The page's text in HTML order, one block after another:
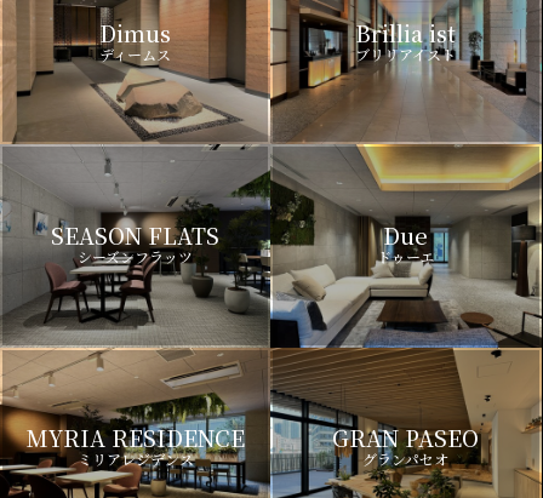
Dimus
ディームス
Brillia ist
ブリリアイスト
SEASON FLATS
シーズンフラッツ
Due
ドゥーエ
MYRIA RESIDENCE
ミリアレジデンス
GRAN PASEO
グランパセオ